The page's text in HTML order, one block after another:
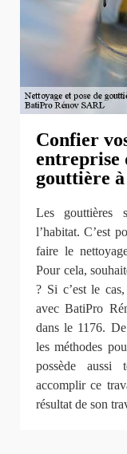
Confier
entreprise
gouttière
Les gouttières
l’habitat. C’est
faire le
Pour cela,
? Si c’est le
avec BatiPro
dans le 1176.
les méthodes
possède aussi
accomplir ce
résultat de son